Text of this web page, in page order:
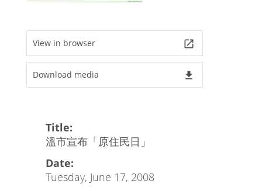
View in browser launch
Download media file_download
Title:
溫市宣布「原住民日」
Date:
Tuesday, June 17, 2008